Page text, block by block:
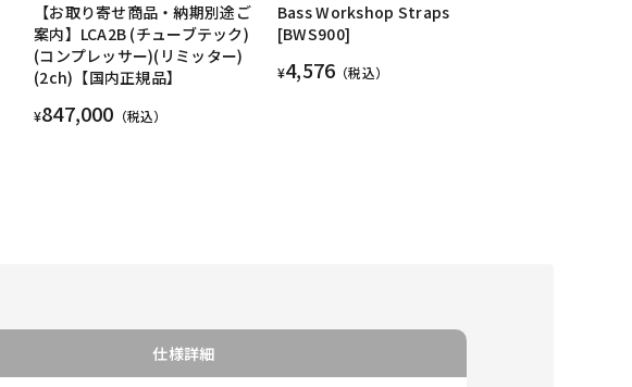
【お取り寄せ商品・納期別途ご
案内】LCA2B (チューブテック)
(コンプレッサー)(リミッター)
(2ch)【国内正規品】
¥847,000 （税込）
Bass Workshop Straps
[BWS900]
¥4,576 （税込）
仕様詳細